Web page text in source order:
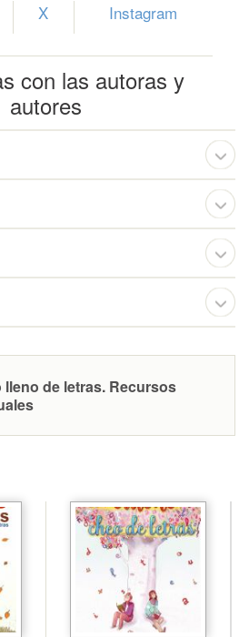
X Instagram
con las autoras y
autores
lleno de letras. Recursos